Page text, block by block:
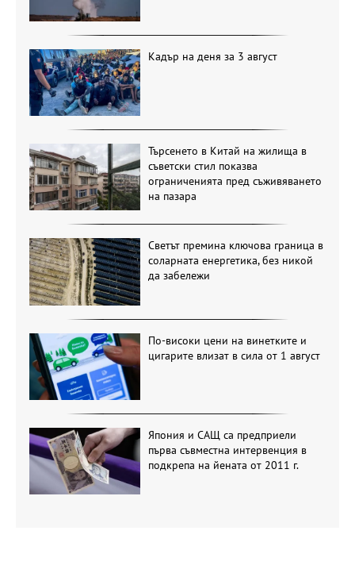
Кадър на деня за 3 август
Търсенето в Китай на жилища в
съветски стил показва
ограниченията пред съживяването
на пазара
Светът премина ключова граница в
соларната енергетика, без никой
да забележи
По-високи цени на винетките и
цигарите влизат в сила от 1 август
Япония и САЩ са предприели
първа съвместна интервенция в
подкрепа на йената от 2011 г.